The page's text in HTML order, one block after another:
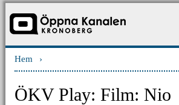
Du är här
Hem ›
ÖKV Play: Film: Nio